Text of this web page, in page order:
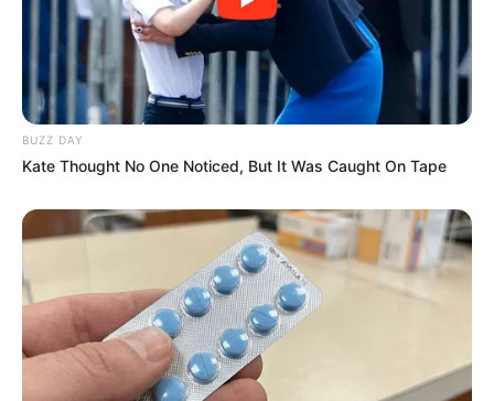
BUZZ DAY
Kate Thought No One Noticed, But It Was Caught On Tape